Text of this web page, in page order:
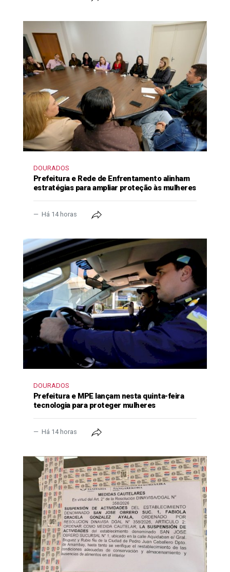
DOURADOS
Prefeitura e Rede de Enfrentamento alinham
estratégias para ampliar proteção às mulheres
Há 14 horas
DOURADOS
Prefeitura e MPE lançam nesta quinta-feira
tecnologia para proteger mulheres
Há 14 horas